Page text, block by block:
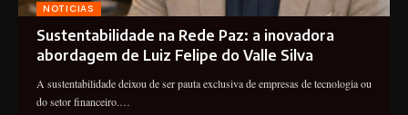
NOTICIAS
Sustentabilidade na Rede Paz: a inovadora
abordagem de Luiz Felipe do Valle Silva
A sustentabilidade deixou de ser pauta exclusiva de empresas de tecnologia ou
do setor financeiro.…